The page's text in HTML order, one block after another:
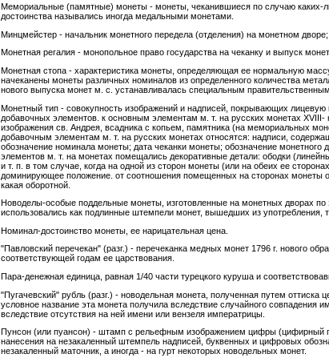
Мемориальные (памятные) монеты - монеты, чеканившиеся по случаю каких-
достоинства назывались иногда медальными монетами.
Минцмейстер - начальник монетного передела (отделения) на монетном
Монетная регалия - монопольное право государства на чеканку и выпуск монет.
Монетная стопа - характеристика монеты, определяющая ее нормальную
начеканены монеты различных номиналов из определенного количества
нового выпуска монет м. с. устанавливалась специальным
Монетный тип - совокупность изображений и надписей, покрывающих
добавочных элементов. к основным элементам м. т. на русских монетах
изображения св. Андрея, всадника с копьем, памятника (на мемориальных
добавочным элементам м. т. на русских монетах относятся: надписи,
обозначение номинала монеты; дата чеканки монеты; обозначение
элементов м. т. на монетах помещались декоративные детали: ободки
и т. п. в том случае, когда на одной из сторон монеты (или на обеих ее
доминирующее положение. от соотношения помещенных на сторонах монеты
какая оборотной.
Новоделы-особые поддельные монеты, изготовленные на монетных дворах по
использовались как подлинные штемпели монет, вышедших из употребления,
Номинал-достоинство монеты, ее нарицательная цена.
"Павловский перечекан" (разг.) - перечеканка медных монет 1796 г. нового
соответствующей годам ее царствования.
Пара-денежная единица, равная 1/40 части турецкого куруша и
"Пугачевский" рубль (разг.) - новодельная монета, полученная путем
условное название эта монета получила вследствие случайного
вследствие отсутствия на ней имени или вензеля императрицы.
Пунсон (или пуансон) - штамп с рельефным изображением цифры (цифирный
нанесения на незакаленный штемпель надписей, буквенных и цифровых
незакаленный маточник, а иногда - на гурт некоторых новодельных монет.